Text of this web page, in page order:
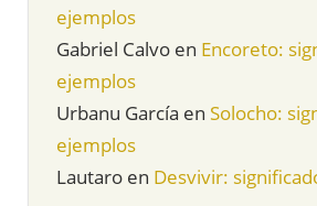
ejemplos
Gabriel Calvo en Encoreto:
ejemplos
Urbanu García en Solocho:
ejemplos
Lautaro en Desvivir: